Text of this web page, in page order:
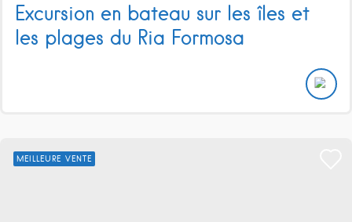
Excursion en bateau sur les îles et
les plages du Ria Formosa
MEILLEURE VENTE